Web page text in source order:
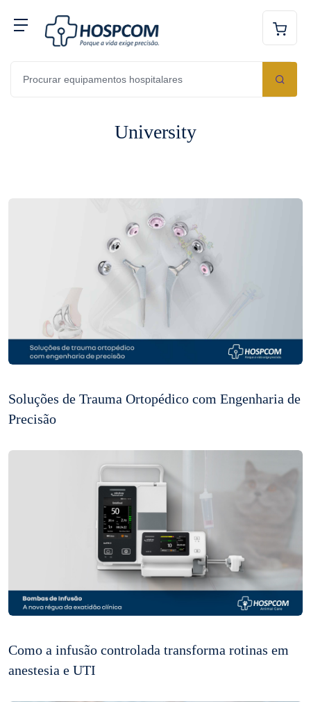
University
Soluções de Trauma Ortopédico com Engenharia de
Precisão
Como a infusão controlada transforma rotinas em
anestesia e UTI